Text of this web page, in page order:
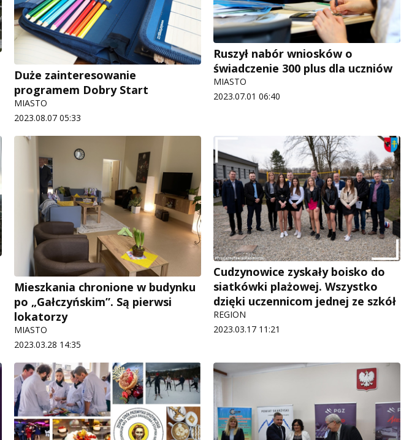
Duże zainteresowanie
programem Dobry Start
MIASTO
2023.08.07 05:33
Ruszył nabór wniosków o
świadczenie 300 plus dla uczniów
MIASTO
2023.07.01 06:40
Mieszkania chronione w budynku
po „Gałczyńskim”. Są pierwsi
lokatorzy
MIASTO
2023.03.28 14:35
Cudzynowice zyskały boisko do
siatkówki plażowej. Wszystko
dzięki uczennicom jednej ze szkół
REGION
2023.03.17 11:21